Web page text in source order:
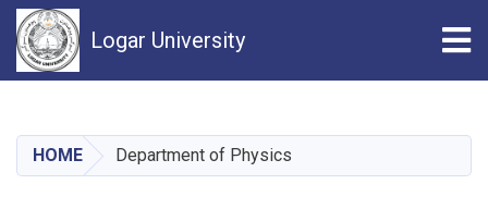
main
content
Logar University
HOME Department of Physics